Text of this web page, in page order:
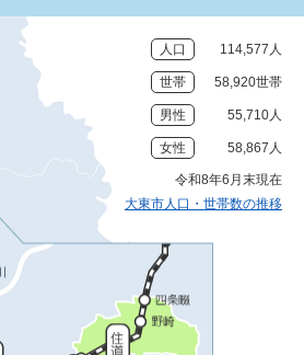
人口 114,577人
世帯 58,920世帯
男性 55,710人
女性 58,867人
令和8年6月末現在
大東市人口・世帯数の推移